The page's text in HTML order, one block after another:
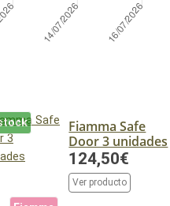
Fiamma Safe
Door 3 unidades
124,50€
Ver producto